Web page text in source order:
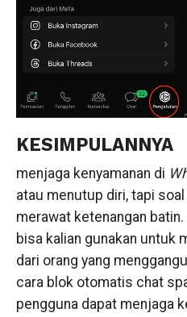
KESIMPULANNYA
menjaga kenyamanan di
atau menutup diri, tapi
merawat ketenangan
bisa kalian gunakan untuk
dari orang yang
cara blok otomatis chat
pengguna dapat menjaga